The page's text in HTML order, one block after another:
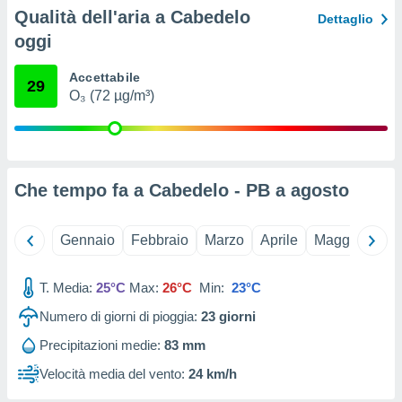
non
dei
simili
Qualità dell'aria a Cabedelo
oggi
Dettaglio
29 Accettabile
O₃ (72 µg/m³)
Che tempo fa a Cabedelo - PB a agosto
Gennaio Febbraio Marzo Aprile Maggio
T. Media: 25°C Max: 26°C Min: 23°C
Numero di giorni di pioggia: 23 giorni
Precipitazioni medie: 83 mm
Velocità media del vento: 24 km/h